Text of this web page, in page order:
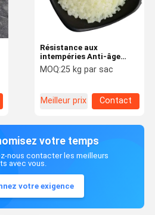
Résistance aux
intempéries Anti-âge
Masterbatches
fonctionnels Haute
MOQ:25 kg par sac
Meilleur prix Contact
votre temps
nous contacter les meilleurs
avec vous.
votre exigence